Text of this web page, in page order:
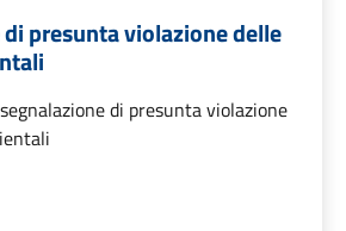
presunta violazione delle
di presunta violazione